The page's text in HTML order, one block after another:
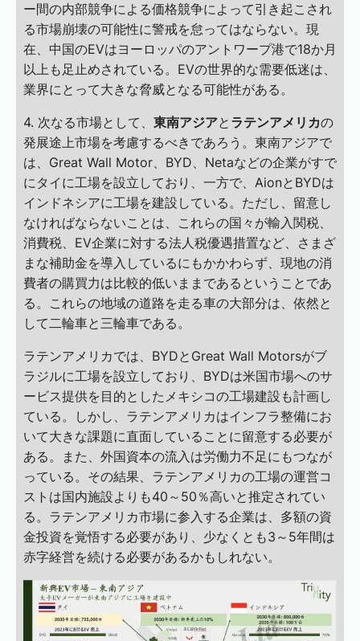
ー間の内部競争による価格競争によって引き起こされ
る市場崩壊の可能性に警戒を怠ってはならない。現
在、中国のEVはヨーロッパのアントワープ港で18か月
以上も足止めされている。EVの世界的な需要低迷は、
業界にとって大きな脅威となる可能性がある。
4. 次なる市場として、 東南アジアと ラテンアメリカの
発展途上市場を考慮するべきであろう。東南アジアで
は、Great Wall Motor、BYD、Netaなどの企業がすで
にタイに工場を設立しており、一方で、AionとBYDは
インドネシアに工場を建設している。ただし、留意し
なければならないことは、これらの国々が輸入関税、
消費税、EV企業に対する法人税優遇措置など、さまざ
まな補助金を導入しているにもかかわらず、現地の消
費者の購買力は比較的低いままであるということであ
る。これらの地域の道路を走る車の大部分は、依然と
して二輪車と三輪車である。
ラテンアメリカでは、BYDとGreat Wall Motorsがブ
ラジルに工場を設立しており、BYDは米国市場へのサ
ービス提供を目的としたメキシコの工場建設も計画し
ている。しかし、ラテンアメリカはインフラ整備にお
いて大きな課題に直面していることに留意する必要が
ある。また、外国資本の流入は労働力不足にもつなが
っている。その結果、ラテンアメリカの工場の運営コ
ストは国内施設よりも40～50％高いと推定されてい
る。ラテンアメリカ市場に参入する企業は、多額の資
金投資を覚悟する必要があり、少なくとも3～5年間は
赤字経営を続ける必要があるかもしれない。